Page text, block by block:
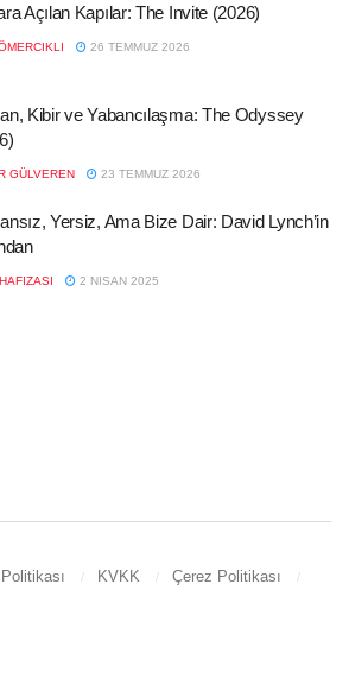
Açılan Kapılar: The Invite (2026)
26 TEMMUZ 2026
Kibir ve Yabancılaşma: The Odyssey
GÜLVEREN 23 TEMMUZ 2026
Yersiz, Ama Bize Dair: David Lynch’in
2 NISAN 2025
KVKK
Çerez Politikası